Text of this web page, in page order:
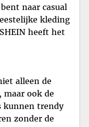
naar casual
kleding
heeft het
alleen de
ook de
kunnen trendy
zonder de